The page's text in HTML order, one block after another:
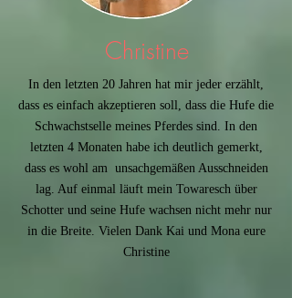
Christine
In den letzten 20 Jahren hat mir jeder erzählt,
dass es einfach akzeptieren soll, dass die Hufe die
Schwachstselle meines Pferdes sind. In den
letzten 4 Monaten habe ich deutlich gemerkt,
dass es wohl am unsachgemäßen Ausschneiden
lag. Auf einmal läuft mein Towaresch über
Schotter und seine Hufe wachsen nicht mehr nur
in die Breite. Vielen Dank Kai und Mona eure
Christine